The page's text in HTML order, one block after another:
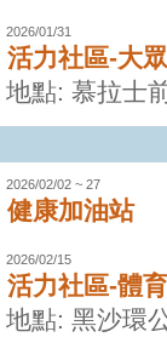
2026/01/31
活力社區-大
地點: 慕拉士
2026/02/02 ~ 27
健康加油站
2026/02/15
活力社區-體
地點: 黑沙環